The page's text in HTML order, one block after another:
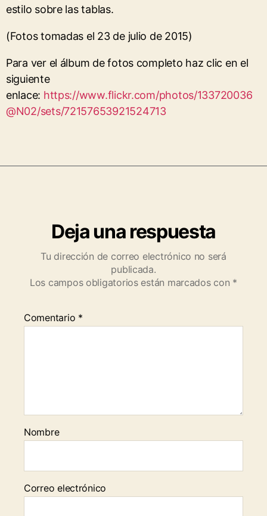
estilo sobre las tablas.
(Fotos tomadas el 23 de julio de 2015)
Para ver el álbum de fotos completo haz clic en el
siguiente
enlace: https://www.flickr.com/photos/133720036
@N02/sets/72157653921524713
Deja una respuesta
Tu dirección de correo electrónico no será
publicada.
Los campos obligatorios están marcados con *
Comentario *
Nombre
Correo electrónico